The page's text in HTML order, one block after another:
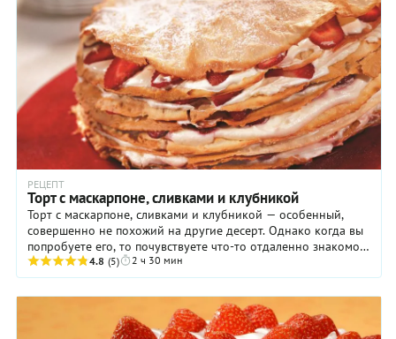
РЕЦЕПТ
Торт с маскарпоне, сливками и клубникой
Торт с маскарпоне, сливками и клубникой — особенный,
совершенно не похожий на другие десерт. Однако когда вы
попробуете его, то почувствуете что-то отдаленно знакомое.
И будете совершенно правы, ведь ...
4.8 (5) 2 ч 30 мин